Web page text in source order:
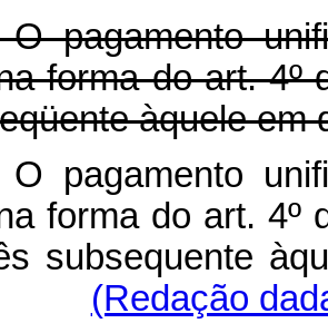
pagamento
forma do art. 4º
àquele em
O pagamento
forma do art. 4º
subsequente
(Redação